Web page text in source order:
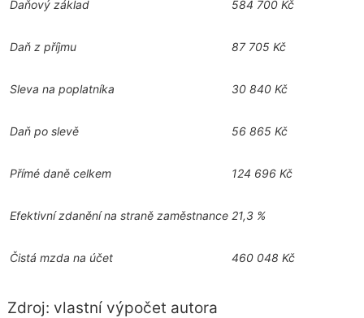
Daňový základ 584 700 Kč
Daň z příjmu 87 705 Kč
Sleva na poplatníka 30 840 Kč
Daň po slevě 56 865 Kč
Přímé daně celkem 124 696 Kč
Efektivní zdanění na straně zaměstnance 21,3 %
Čistá mzda na účet 460 048 Kč
Zdroj: vlastní výpočet autora